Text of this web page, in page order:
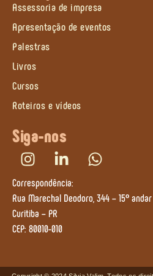
Assessoria de impresa
Apresentação de eventos
Palestras
Livros
Cursos
Roteiros e vídeos
Siga-nos
Correspondência:
Rua Marechal Deodoro, 344 – 15º andar
Curitiba – PR
CEP: 80010-010